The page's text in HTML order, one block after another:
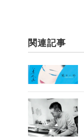
関連記事